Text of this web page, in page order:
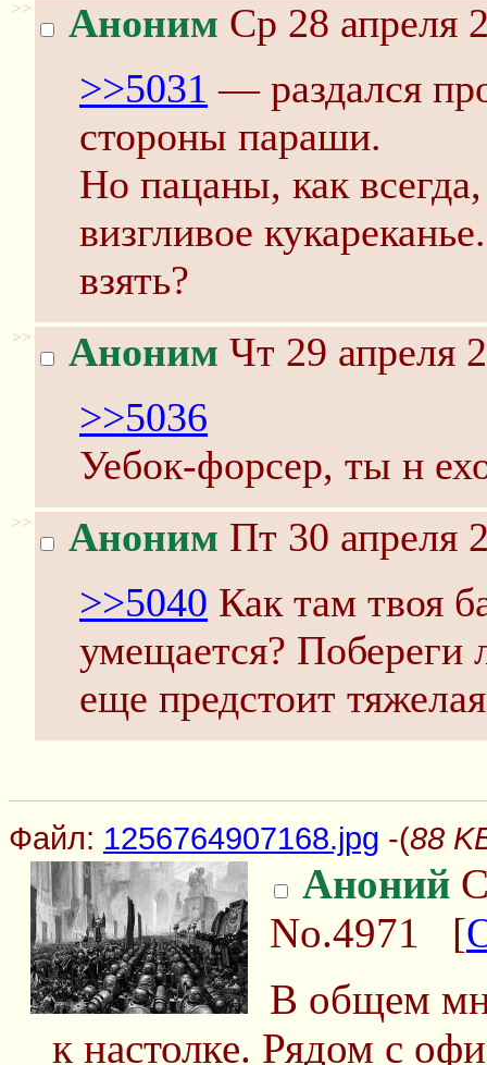
>> Аноним Ср 28 апреля
>>5031 — раздался
стороны параши.
Но пацаны, как
визгливое
взять?
>> Аноним Чт 29 апреля
>>5036
Уебок-форсер, ты н
>> Аноним Пт 30 апреля
>>5040 Как там твоя
умещается?
еще предстоит
Файл: 1256764907168.jpg -(88
Аноний
No.4971 [
В общем
к настолке. Рядом с